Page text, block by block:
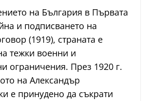
на България в Първата
и подписването на
(1919), страната е
тежки военни и
ограничения. През 1920 г.
на Александър
е принудено да съкрати